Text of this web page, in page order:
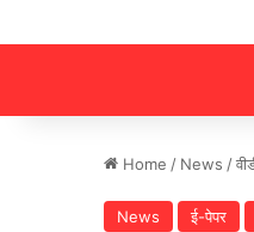
Home / News /
News ई-पेपर